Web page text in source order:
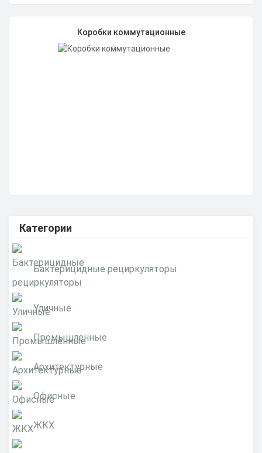
Коробки коммутационные
Категории
Бактерицидные рециркуляторы
Уличные
Промышленные
Архитектурные
Офисные
ЖКХ